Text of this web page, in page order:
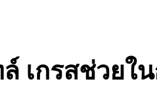
ล์ เกรสช่วย